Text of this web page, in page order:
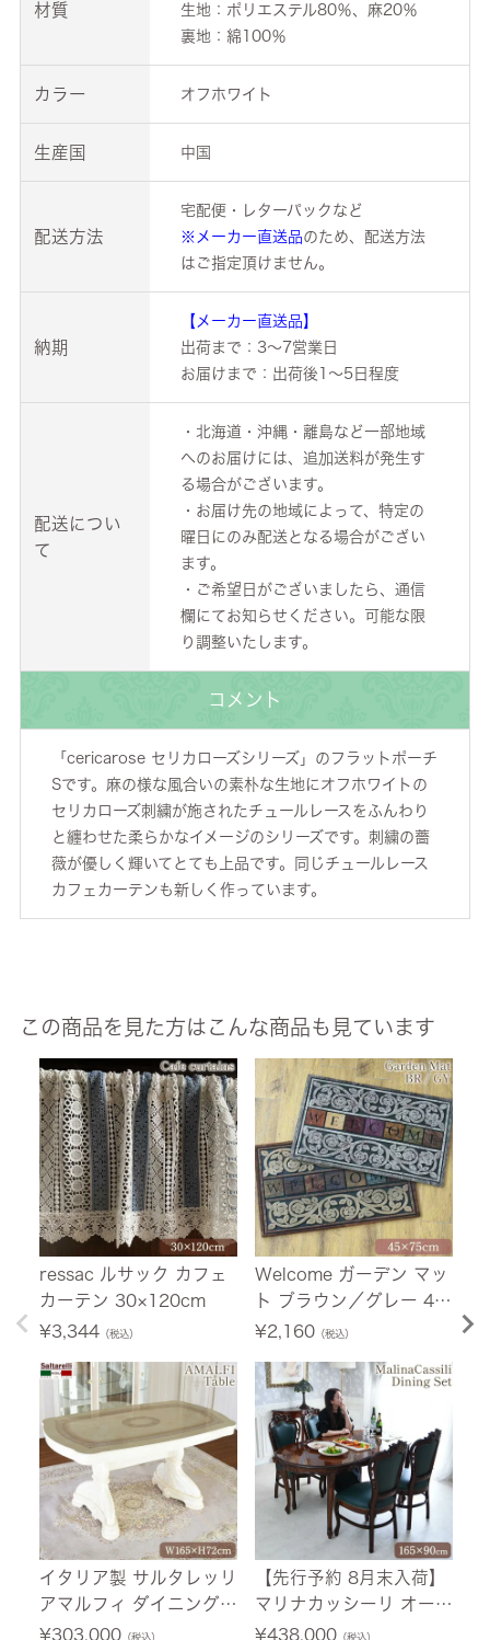
材質
生地：ポリエステル80％、麻20％
裏地：綿100％
カラー オフホワイト
生産国 中国
配送方法
宅配便・レターパックなど
※メーカー直送品のため、配送方法
はご指定頂けません。
納期
【メーカー直送品】
出荷まで：3～7営業日
お届けまで：出荷後1～5日程度
配送につい
て
・北海道・沖縄・離島など一部地域
へのお届けには、追加送料が発生す
る場合がございます。
・お届け先の地域によって、特定の
曜日にのみ配送となる場合がござい
ます。
・ご希望日がございましたら、通信
欄にてお知らせください。可能な限
り調整いたします。
コメント
「cericarose セリカローズシリーズ」のフラットポーチ
Sです。麻の様な風合いの素朴な生地にオフホワイトの
セリカローズ刺繍が施されたチュールレースをふんわり
と纏わせた柔らかなイメージのシリーズです。刺繍の薔
薇が優しく輝いてとても上品です。同じチュールレース
カフェカーテンも新しく作っています。
この商品を見た方はこんな商品も見ています
ressac ルサック カフェ
カーテン 30×120cm
¥3,344（税込）
イタリア製 サルタレッリ
アマルフィ ダイニングテ
ーブル アイボリー 幅16
¥303,000（税込）
Welcome ガーデン マッ
ト ブラウン／グレー 45
×75cm
¥2,160（税込）
【先行予約 8月末入荷】
マリナカッシーリ オーバ
ル ダイニングセット5P
¥438,000（税込）
¥